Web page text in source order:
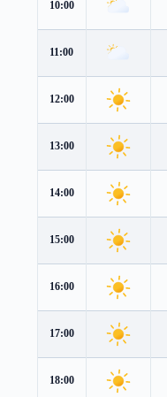
10:00
11:00
12:00
13:00
14:00
15:00
16:00
17:00
18:00